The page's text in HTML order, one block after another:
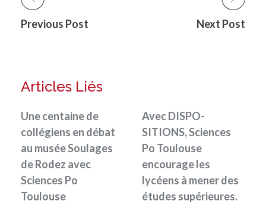
Previous Post Next Post
Articles Liés
Une centaine de
collégiens en débat
au musée Soulages
de Rodez avec
Sciences Po
Toulouse
Avec DISPO-
SITIONS, Sciences
Po Toulouse
encourage les
lycéens à mener des
études supérieures.